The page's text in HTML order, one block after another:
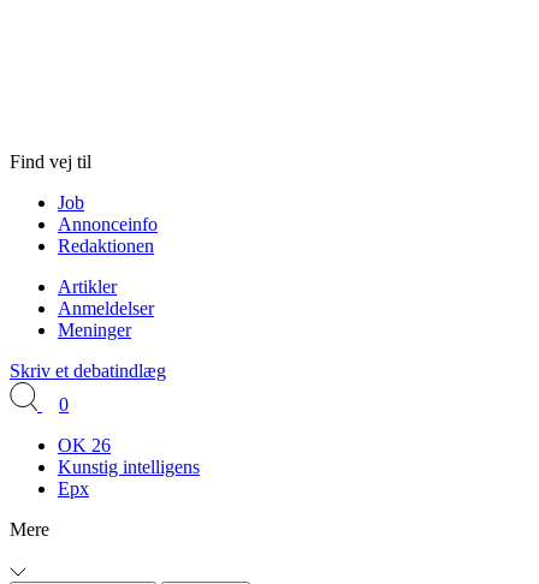
Find vej til
Job
Annonceinfo
Redaktionen
Artikler
Anmeldelser
Meninger
Skriv et debatindlæg
0
OK 26
Kunstig intelligens
Epx
Mere